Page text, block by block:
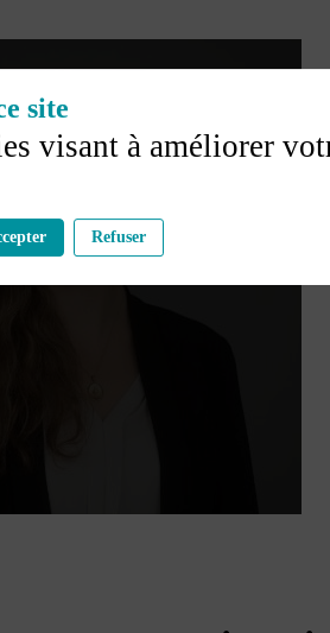
VERNEYRE
site
visant à améliorer
Refuser